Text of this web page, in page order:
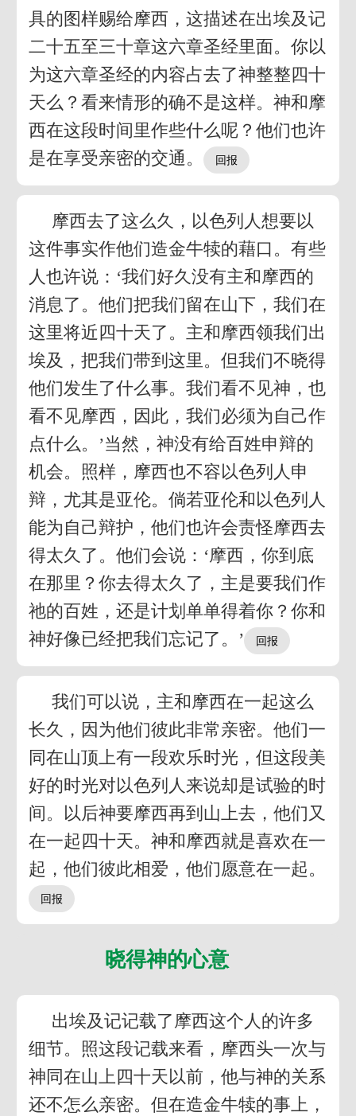
具的图样赐给摩西，这描述在出埃及记
二十五至三十章这六章圣经里面。你以
为这六章圣经的内容占去了神整整四十
天么？看来情形的确不是这样。神和摩
西在这段时间里作些什么呢？他们也许
是在享受亲密的交通。
摩西去了这么久，以色列人想要以
这件事实作他们造金牛犊的藉口。有些
人也许说：‘我们好久没有主和摩西的
消息了。他们把我们留在山下，我们在
这里将近四十天了。主和摩西领我们出
埃及，把我们带到这里。但我们不晓得
他们发生了什么事。我们看不见神，也
看不见摩西，因此，我们必须为自己作
点什么。’当然，神没有给百姓申辩的
机会。照样，摩西也不容以色列人申
辩，尤其是亚伦。倘若亚伦和以色列人
能为自己辩护，他们也许会责怪摩西去
得太久了。他们会说：‘摩西，你到底
在那里？你去得太久了，主是要我们作
祂的百姓，还是计划单单得着你？你和
神好像已经把我们忘记了。’
我们可以说，主和摩西在一起这么
长久，因为他们彼此非常亲密。他们一
同在山顶上有一段欢乐时光，但这段美
好的时光对以色列人来说却是试验的时
间。以后神要摩西再到山上去，他们又
在一起四十天。神和摩西就是喜欢在一
起，他们彼此相爱，他们愿意在一起。
晓得神的心意
出埃及记记载了摩西这个人的许多
细节。照这段记载来看，摩西头一次与
神同在山上四十天以前，他与神的关系
还不怎么亲密。但在造金牛犊的事上，